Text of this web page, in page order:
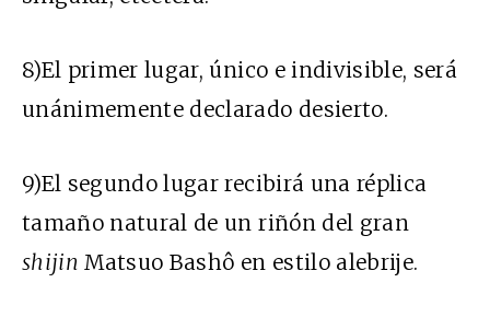
8)El primer lugar, único e indivisible, será
unánimemente declarado desierto.
9)El segundo lugar recibirá una réplica
tamaño natural de un riñón del gran
shijin Matsuo Bashô en estilo alebrije.